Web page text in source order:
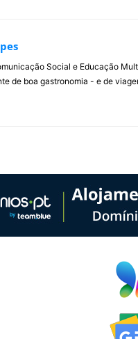
Social e Educação
de boa gastronomia - e de